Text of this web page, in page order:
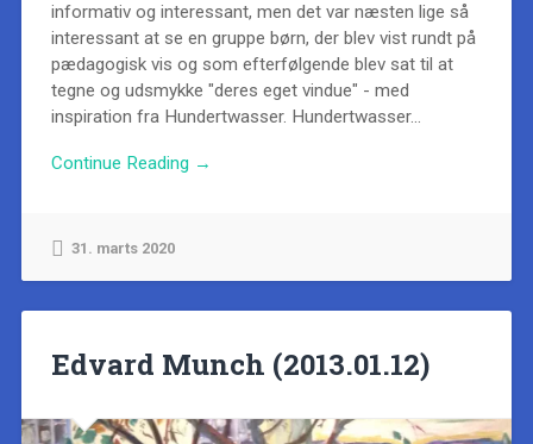
informativ og interessant, men det var næsten lige så
interessant at se en gruppe børn, der blev vist rundt på
pædagogisk vis og som efterfølgende blev sat til at
tegne og udsmykke "deres eget vindue" - med
inspiration fra Hundertwasser. Hundertwasser...
Continue Reading →
31. marts 2020
Edvard Munch (2013.01.12)